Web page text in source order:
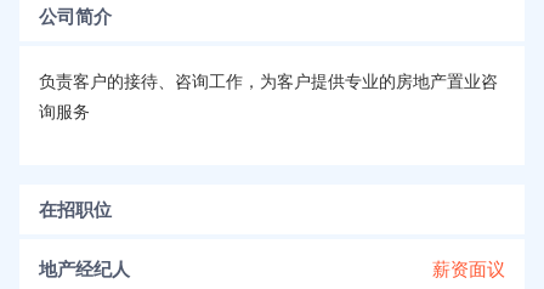
公司简介
负责客户的接待、咨询工作，为客户提供专业的房地产置业咨
询服务
在招职位
地产经纪人 薪资面议